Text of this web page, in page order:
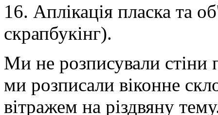
16. Аплікація пласка та
скрапбукінг).
Ми не розписували стіни
ми розписали віконне
вітражем на різдвяну